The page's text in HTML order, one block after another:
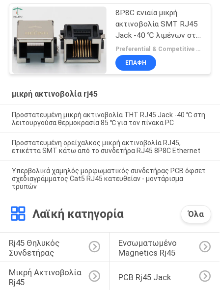
8P8C ενιαία μικρή
ακτινοβολία SMT RJ45
Jack -40 ℃ λιμένων στη
λειτουργούσα
θερμοκρασία 85 ℃
Preferential & Competitive MOQ:1000
ΕΠΑΦΉ
μικρή ακτινοβολία rj45
Προστατευμένη μικρή ακτινοβολία THT RJ45 Jack -40 ℃ στη
λειτουργούσα θερμοκρασία 85 ℃ για τον πίνακα PC
Προστατευμένη ορείχαλκος μικρή ακτινοβολία RJ45,
ετικέττα SMT κάτω από το συνδετήρα RJ45 8P8C Ethernet
Υπερβολικά χαμηλός μορφωματικός συνδετήρας PCB όφσετ
σχεδιαγράμματος Cat5 RJ45 κατευθείαν - μοντάρισμα
τρυπών
Λαϊκή κατηγορία Όλα
Rj45 Θηλυκός
Συνδετήρας
Ενσωματωμένο
Magnetics Rj45
Μικρή Ακτινοβολία
Rj45
PCB Rj45 Jack